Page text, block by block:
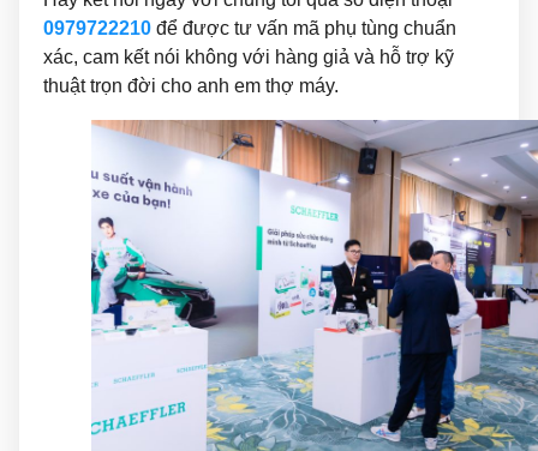
0979722210 để được tư vấn mã phụ tùng chuẩn
xác, cam kết nói không với hàng giả và hỗ trợ kỹ
thuật trọn đời cho anh em thợ máy.